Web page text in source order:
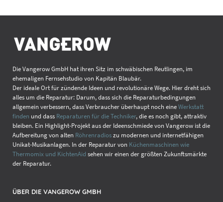
Die Vangerow GmbH hat ihren Sitz im schwäbischen Reutlingen, im
ehemaligen Fernsehstudio von Kapitän Blaubär.
Der ideale Ort für zündende Ideen und revolutionäre Wege. Hier dreht sich
alles um die Reparatur: Darum, dass sich die Reparaturbedingungen
allgemein verbessern, dass Verbraucher überhaupt noch eineWerkstatt
finden und dass Reparaturen für die Techniker, die es noch gibt, attraktiv
bleiben. Ein Highlight-Projekt aus der Ideenschmiede von Vangerow ist die
Aufbereitung von alten Röhrenradioszu modernen und internetfähigen
Unikat-Musikanlagen. In der Reparatur von Küchenmaschinen wie
Thermomix und KichtenAid sehen wir einen der größten Zukunftsmärkte
der Reparatur.
ÜBER DIE VANGEROW GMBH